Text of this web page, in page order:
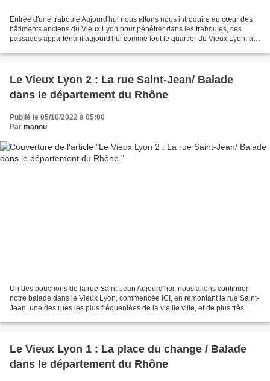
Entrée d'une traboule Aujourd'hui nous allons nous introduire au cœur des
bâtiments anciens du Vieux Lyon pour pénétrer dans les traboules, ces
passages appartenant aujourd'hui comme tout le quartier du Vieux Lyon, au
Le Vieux Lyon 2 : La rue Saint-Jean/ Balade
dans le département du Rhône
Publié le 05/10/2022 à 05:00
Par manou
Un des bouchons de la rue Saint-Jean Aujourd'hui, nous allons continuer
notre balade dans le Vieux Lyon, commencée ICI, en remontant la rue Saint-
Jean, une des rues les plus fréquentées de la vieille ville, et de plus très
Le Vieux Lyon 1 : La place du change / Balade
dans le département du Rhône